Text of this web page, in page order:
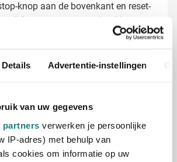
Details Advertentie-instellingen
van uw gegevens
partners verwerken je persoonlijke
IP-adres) met behulp van
cookies om informatie op uw
knop aan de bovenkant en reset-
zorgen voor een intuïtieve
zijn uitgevoerd in de kleur van
maken we van
uniek relatiegeschenk. Kies zelf
in full color op de voorkant
of slogan die past bij jouw sportieve
namen voor een persoonlijke